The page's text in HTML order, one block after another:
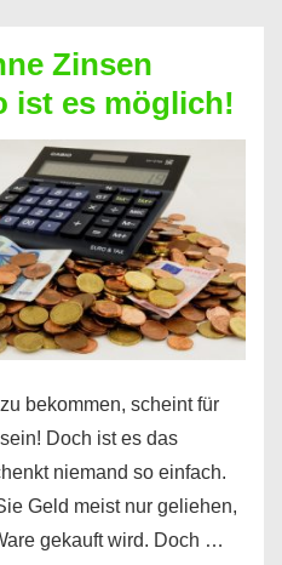
Zinsen
ist es möglich!
bekommen, scheint für
Doch ist es das
niemand so einfach.
Geld meist nur geliehen,
gekauft wird. Doch …